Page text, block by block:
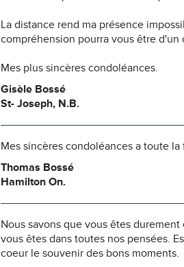
La distance rend ma présence
compréhension pourra vous être d'un
Mes plus sincères condoléances.
Gisèle Bossé
St- Joseph, N.B.
Mes sincères condoléances a toute
Thomas Bossé
Hamilton On.
Nous savons que vous êtes
vous êtes dans toutes nos pensées.
coeur le souvenir des bons moments.